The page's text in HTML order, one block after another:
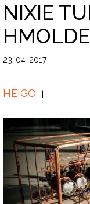
NIXIE
23-04-2017
HEIGO